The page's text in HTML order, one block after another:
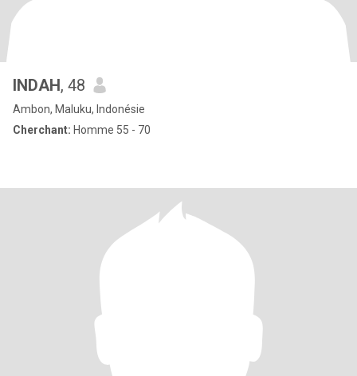
INDAH, 48
Ambon, Maluku, Indonésie
Cherchant: Homme 55 - 70